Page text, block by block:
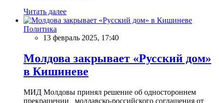
Читать далее
Политика
13 февраль 2025, 17:40
Молдова закрывает «Русский дом»
в Кишиневе
МИД Молдовы принял решение об одностороннем
прекращении молдавско-российского соглашения от